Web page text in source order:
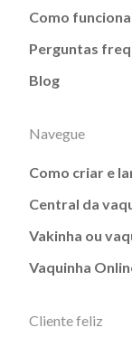
Como funciona
Perguntas
Blog
Navegue
Como criar e
Central da
Vakinha ou
Vaquinha
Cliente feliz